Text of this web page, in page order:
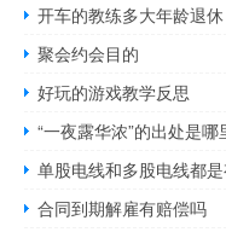
开车的教练多大年龄退休
聚会约会目的
好玩的游戏教学反思
“一夜露华浓”的出处是哪
单股电线和多股电线都
合同到期解雇有赔偿吗